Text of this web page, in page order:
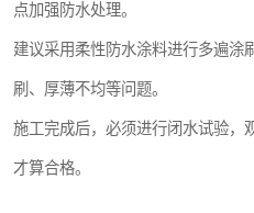
点加强防水处理。
建议采用柔性防水涂料进行多遍涂
刷、厚薄不均等问题。
施工完成后，必须进行闭水试验，
才算合格。